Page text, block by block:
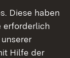
Diese haben
erforderlich
Hilfe der